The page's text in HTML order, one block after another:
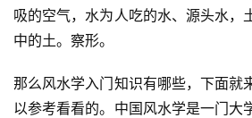
吸的空气，水为人吃的水、源头水，
中的土。察形。
那么风水学入门知识有哪些，下面就
以参考看看的。中国风水学是一门大